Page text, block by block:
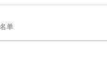
单